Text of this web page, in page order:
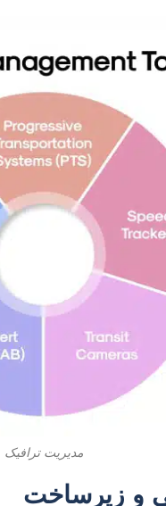
مدیریت ترافیک